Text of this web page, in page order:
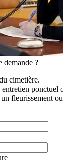
demande ?
cimetière.
ponctuel
fleurissement